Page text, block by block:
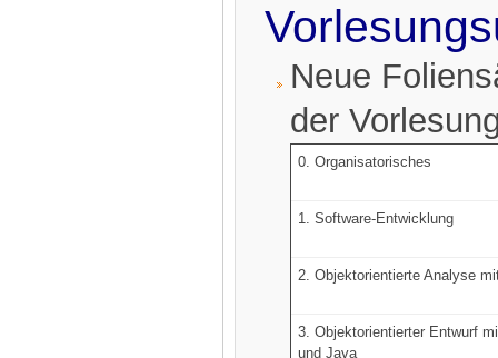
Neue
der
0. Organisatorisches
1. Software-Entwicklung
2. Objektorientierte Analyse
3. Objektorientierter Entwurf
und Java